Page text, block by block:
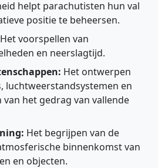
helpt parachutisten hun val
positie te beheersen.
Het voorspellen van
en neerslagtijd.
Het ontwerpen
luchtweerstandsystemen en
het gedrag van vallende
Het begrijpen van de
binnenkomst van
en objecten.